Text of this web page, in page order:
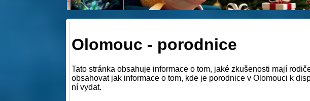
Olomouc - porodnice
Tato stránka obsahuje informace o tom, jaké zkušenosti mají
obsahovat jak informace o tom, kde je porodnice v Olomouci k
ní vydat.